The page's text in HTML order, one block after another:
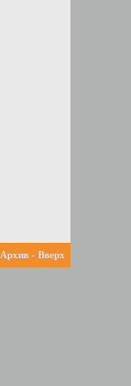
Архив- Вверх